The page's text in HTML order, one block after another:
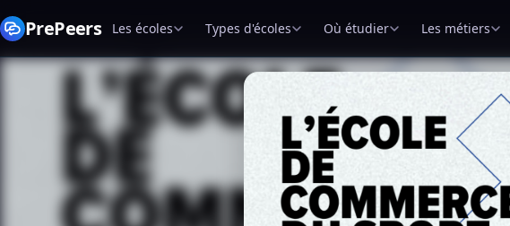
PrePeers Les écoles Types d'écoles Où étudier Les métiers